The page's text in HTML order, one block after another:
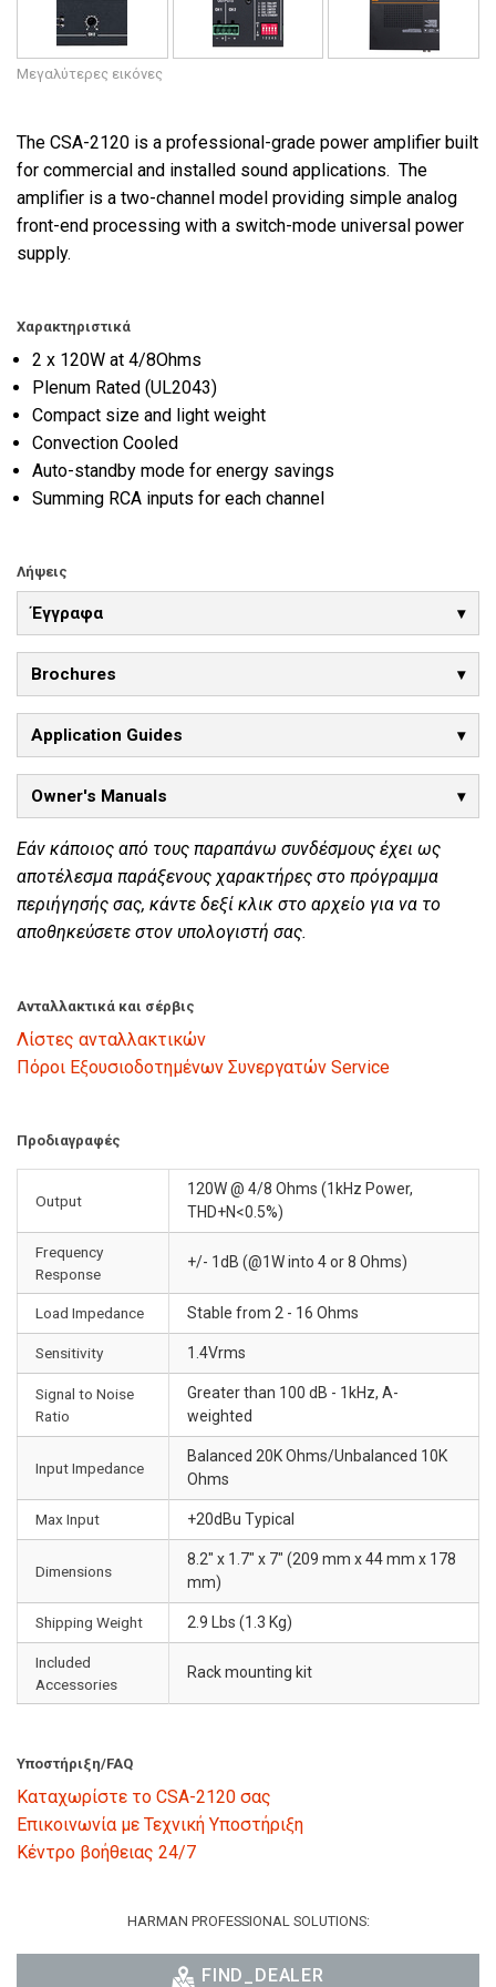
Γλώσσα/Περιοχή
Μεγαλύτερες εικόνες
The CSA-2120 is a professional-grade power amplifier built
for commercial and installed sound applications. The
amplifier is a two-channel model providing simple analog
front-end processing with a switch-mode universal power
supply.
Χαρακτηριστικά
2 x 120W at 4/8Ohms
Plenum Rated (UL2043)
Compact size and light weight
Convection Cooled
Auto-standby mode for energy savings
Summing RCA inputs for each channel
Λήψεις
Έγγραφα
Brochures
Application Guides
Owner's Manuals
Εάν κάποιος από τους παραπάνω συνδέσμους έχει ως
αποτέλεσμα παράξενους χαρακτήρες στο πρόγραμμα
περιήγησής σας, κάντε δεξί κλικ στο αρχείο για να το
αποθηκεύσετε στον υπολογιστή σας.
Ανταλλακτικά και σέρβις
Λίστες ανταλλακτικών
Πόροι Εξουσιοδοτημένων Συνεργατών Service
Προδιαγραφές
Output
120W @ 4/8 Ohms (1kHz Power,
THD+N<0.5%)
Frequency
Response
+/- 1dB (@1W into 4 or 8 Ohms)
Load Impedance Stable from 2 - 16 Ohms
Sensitivity 1.4Vrms
Signal to Noise
Ratio
Greater than 100 dB - 1kHz, A-
weighted
Input Impedance
Balanced 20K Ohms/Unbalanced 10K
Ohms
Max Input +20dBu Typical
Dimensions
8.2" x 1.7" x 7" (209 mm x 44 mm x 178
mm)
Shipping Weight 2.9 Lbs (1.3 Kg)
Included
Accessories
Rack mounting kit
Υποστήριξη/FAQ
Καταχωρίστε το CSA-2120 σας
Επικοινωνία με Τεχνική Υποστήριξη
Κέντρο βοήθειας 24/7
HARMAN PROFESSIONAL SOLUTIONS:
FIND_DEALER